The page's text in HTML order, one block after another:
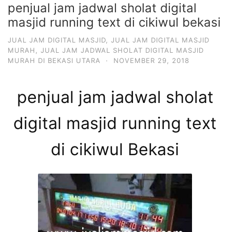
penjual jam jadwal sholat digital
masjid running text di cikiwul bekasi
JUAL JAM DIGITAL MASJID
JUAL JAM DIGITAL MASJID
MURAH
JUAL JAM JADWAL SHOLAT DIGITAL MASJID
MURAH DI BEKASI UTARA
· NOVEMBER 29, 2018
penjual jam jadwal sholat
digital masjid running text
di cikiwul Bekasi